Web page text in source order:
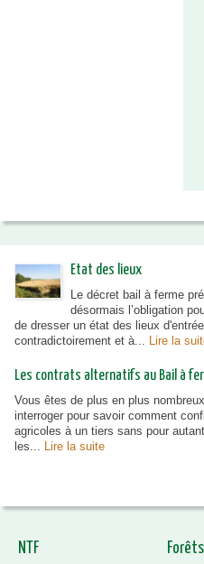
Etat des lieux
Le décret bail à ferme
désormais l’obligation
de dresser un état des lieux
contradictoirement et à... Lire la
Les contrats alternatifs au Bail à
Vous êtes de plus en plus
interroger pour savoir comment
agricoles à un tiers sans pour
les... Lire la suite
NTF Forêts